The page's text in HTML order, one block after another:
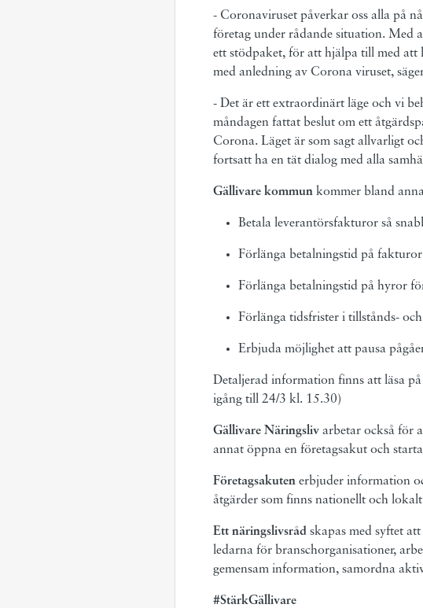
- Coronaviruset påverkar oss alla på
företag under rådande situation. Med
ett stödpaket, för att hjälpa till med att
med anledning av Corona viruset,
- Det är ett extraordinärt läge och vi
måndagen fattat beslut om ett
Corona. Läget är som sagt allvarligt
fortsatt ha en tät dialog med alla
Gällivare kommun kommer bland
Betala leverantörsfakturor så
Förlänga betalningstid på
Förlänga betalningstid på hyror
Förlänga tidsfrister i tillstånds-
Erbjuda möjlighet att pausa
Detaljerad information finns att läsa på
igång till 24/3 kl. 15.30)
Gällivare Näringsliv arbetar också för
annat öppna en företagsakut och
Företagsakuten erbjuder information
åtgärder som finns nationellt och
Ett näringslivsråd skapas med syftet
ledarna för branschorganisationer,
gemensam information, samordna
#StärkGällivare